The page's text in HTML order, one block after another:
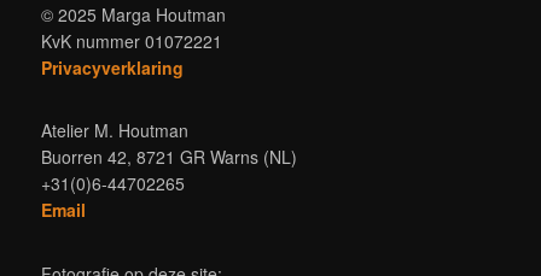
© 2025 Marga Houtman
KvK nummer 01072221
Privacyverklaring
Atelier M. Houtman
Buorren 42, 8721 GR Warns (NL)
+31(0)6-44702265
Email